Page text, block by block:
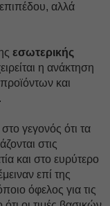
επιπέδου, αλλά
εσωτερικής
η ανάκτηση
και
γεγονός ότι τα
στις
και στο ευρύτερο
επί της
όφελος για τις